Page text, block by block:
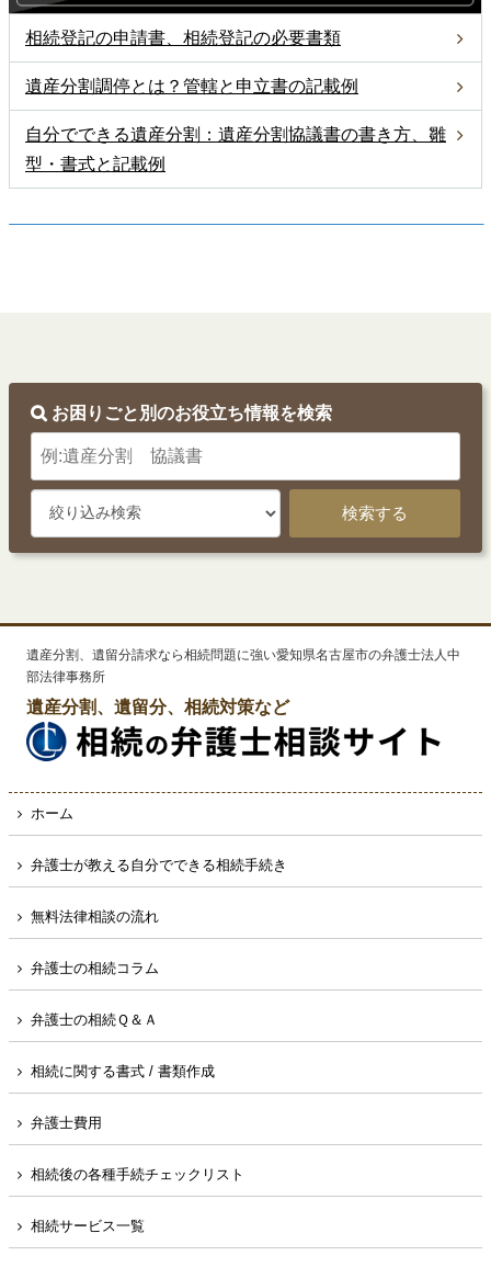
相続登記の申請書、相続登記の必要書類
遺産分割調停とは？管轄と申立書の記載例
自分でできる遺産分割：遺産分割協議書の書き方、雛
型・書式と記載例
お困りごと別のお役立ち情報を検索
検索する
遺産分割、遺留分請求なら相続問題に強い愛知県名古屋市の弁護士法人中
部法律事務所
遺産分割、遺留分、相続対策など
ホーム
弁護士が教える自分でできる相続手続き
無料法律相談の流れ
弁護士の相続コラム
弁護士の相続Ｑ＆Ａ
相続に関する書式 / 書類作成
弁護士費用
相続後の各種手続チェックリスト
相続サービス一覧